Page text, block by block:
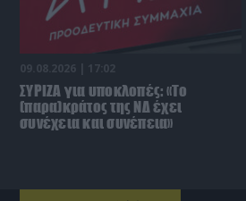
09.08.2026 | 17:02
ΣΥΡΙΖΑ για υποκλοπές: «Το
(παρα)κράτος της ΝΔ έχει
συνέχεια και συνέπεια»